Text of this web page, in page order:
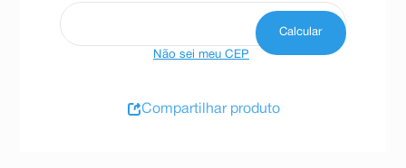
Não sei meu CEP
Compartilhar produto